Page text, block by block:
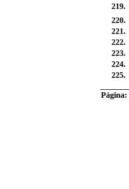
219.
220.
221.
222.
223.
224.
225.
Página: